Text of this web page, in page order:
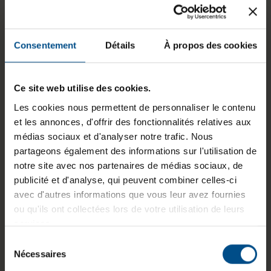
Consentement Détails À propos des cookies
Ce site web utilise des cookies.
Les cookies nous permettent de personnaliser le contenu
et les annonces, d'offrir des fonctionnalités relatives aux
médias sociaux et d'analyser notre trafic. Nous
partageons également des informations sur l'utilisation de
notre site avec nos partenaires de médias sociaux, de
publicité et d'analyse, qui peuvent combiner celles-ci
avec d'autres informations que vous leur avez fournies
ou qu'ils ont collectées lors de votre utilisation de leurs
services.
Nécessaires
Non
Résolution de l'écran: 1480 x 720
Caméra frontale:
Lecteur d'empreintes digitales:
État: Reconditionné
Mémoire vive: 4 GB
GTIN/EAN : 8806092175068
Dimensions (L x l x H) :
71,6 x 147,1 x 9,2